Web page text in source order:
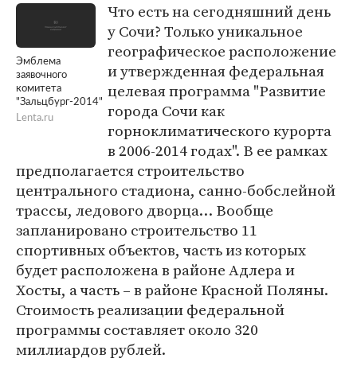
Эмблема
заявочного
комитета
"Зальцбург-2014"
Lenta.ru
Что есть на сегодняшний день
у Сочи? Только уникальное
географическое расположение
и утвержденная федеральная
целевая программа "Развитие
города Сочи как
горноклиматического курорта
в 2006-2014 годах". В ее рамках
предполагается строительство
центрального стадиона, санно-бобслейной
трассы, ледового дворца… Вообще
запланировано строительство 11
спортивных объектов, часть из которых
будет расположена в районе Адлера и
Хосты, а часть – в районе Красной Поляны.
Стоимость реализации федеральной
программы составляет около 320
миллиардов рублей.